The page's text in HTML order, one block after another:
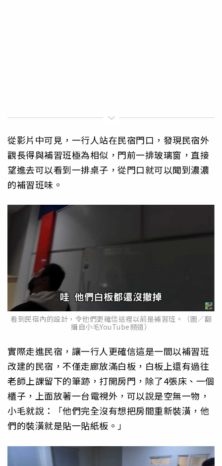
從影片中可見，一行人站在民宿門口，發現民宿外
觀長得與補習班極為相似，門前一排玻璃窗，直接
望進去可以看到一排桌子，從門口就可以聞到濃濃
的補習班味。
看到民宿內的設計，令他們更確信這裡以前是補習班。（圖／翻
攝自小毛YouTube頻道）
實際走進民宿，讓一行人更確信這是一間以補習班
改建的民宿，不僅走廊放滿白板，白板上還有過往
老師上課留下的筆跡，打開房門，除了4張床、一個
櫃子，上面放著一台電視外，可以說是空無一物，
小毛就說：「他們完全沒有想把房間重新裝潢，他
們的裝潢就是貼一貼紙板。」